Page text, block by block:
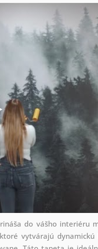
do vášho interiéru
vytvárajú dynamickú